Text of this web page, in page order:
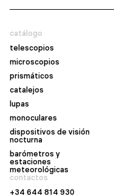
catálogo
telescopios
microscopios
prismáticos
catalejos
lupas
monoculares
dispositivos de visión
nocturna
barómetros y
estaciones
meteorológicas
contactos
+34 644 814 930